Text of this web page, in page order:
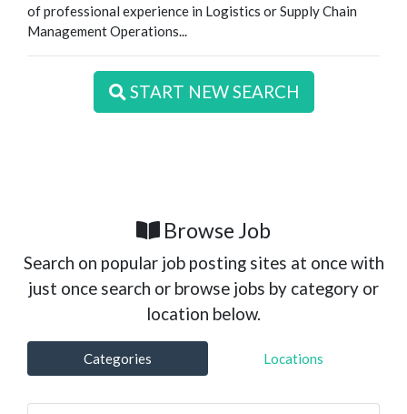
of professional experience in Logistics or Supply Chain
Management Operations...
START NEW SEARCH
Browse Job
Search on popular job posting sites at once with
just once search or browse jobs by category or
location below.
Categories Locations